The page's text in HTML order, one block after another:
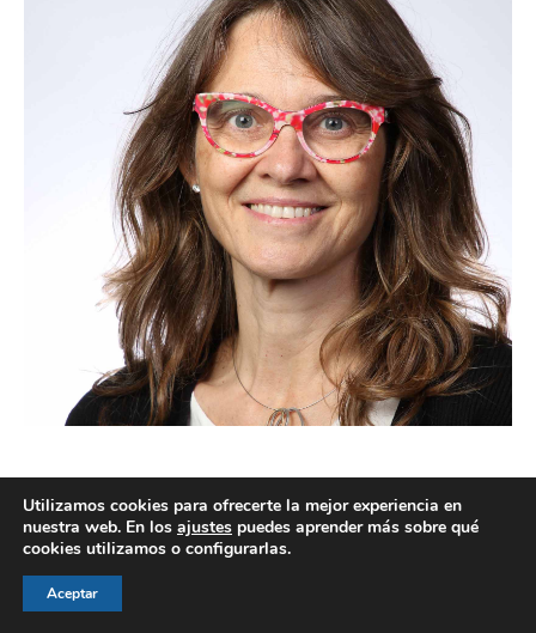
© AEGH - Todos los derechos reservados
Aviso legal
Utilizamos cookies para ofrecerte la mejor experiencia en
nuestra web. En los ajustes puedes aprender más sobre qué
cookies utilizamos o configurarlas.
Aceptar